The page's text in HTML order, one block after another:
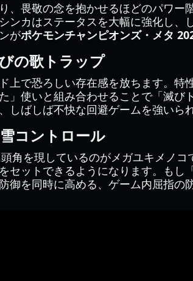
、畏敬の念を抱かせるほどのパワー
ンカはステータスを大幅に強化し
がポケモンチャンピオンズ・メタ
の歌トラップ
上で恐ろしい存在感を放ちます。特
」使いと組み合わせることで「滅び
しばしば不快な回避ゲームを強いら
コントロール
角を現しているのがメガユキメノ
セットできるようになります。もし
御を同時に高める、ゲーム内屈指の